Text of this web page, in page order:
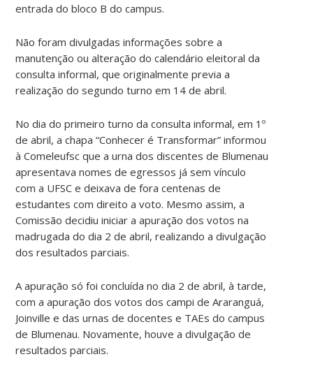
entrada do bloco B do campus.
Não foram divulgadas informações sobre a
manutenção ou alteração do calendário eleitoral da
consulta informal, que originalmente previa a
realização do segundo turno em 14 de abril.
No dia do primeiro turno da consulta informal, em 1º
de abril, a chapa “Conhecer é Transformar” informou
à Comeleufsc que a urna dos discentes de Blumenau
apresentava nomes de egressos já sem vínculo
com a UFSC e deixava de fora centenas de
estudantes com direito a voto. Mesmo assim, a
Comissão decidiu iniciar a apuração dos votos na
madrugada do dia 2 de abril, realizando a divulgação
dos resultados parciais.
A apuração só foi concluída no dia 2 de abril, à tarde,
com a apuração dos votos dos campi de Araranguá,
Joinville e das urnas de docentes e TAEs do campus
de Blumenau. Novamente, houve a divulgação de
resultados parciais.